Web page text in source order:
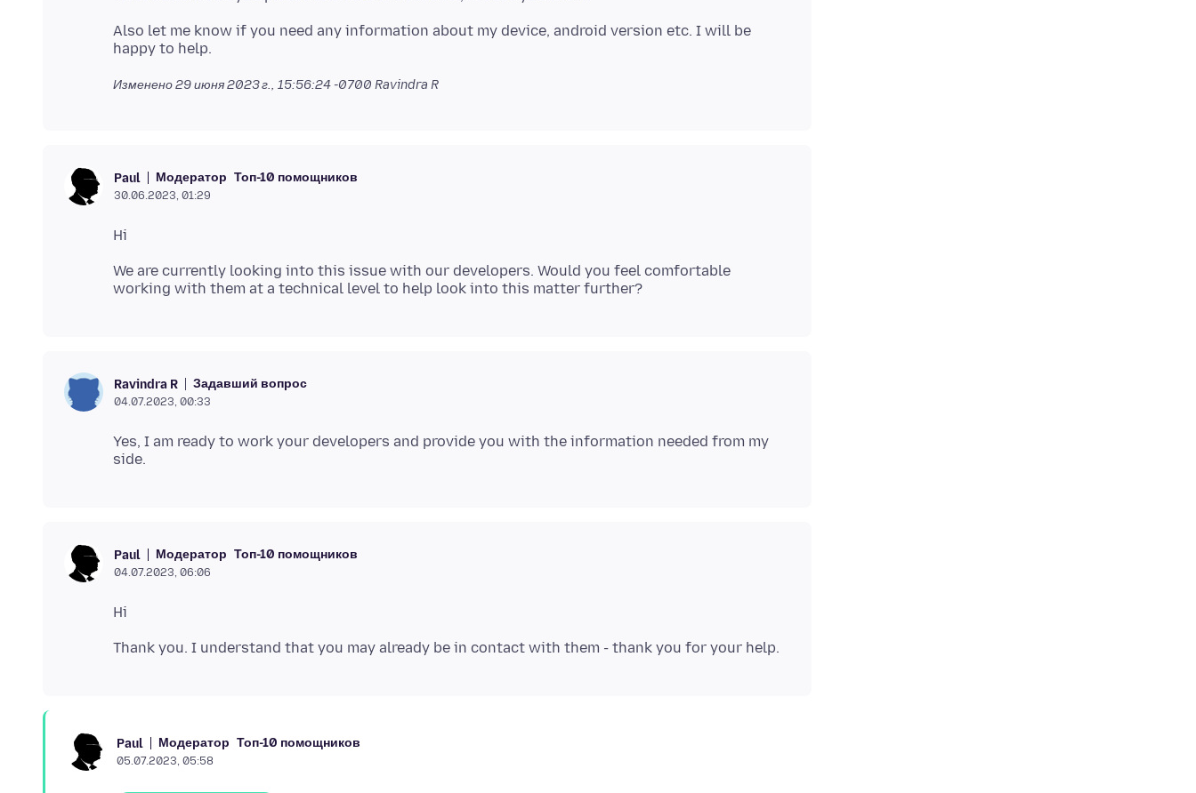
Also let me know if you need any information about my device, android version etc. I will be
Изменено29 июня 2023 г., 15:56:24 -0700 Ravindra R
Paul Модератор Топ-10 помощников
30.06.2023, 01:29
We are currently looking into this issue with our developers. Would you feel comfortable
Ravindra R Задавший вопрос
04.07.2023, 00:33
Yes, I am ready to work your developers and provide you with the information needed from my
Paul Модератор Топ-10 помощников
04.07.2023, 06:06
Paul Модератор Топ-10 помощников
05.07.2023, 05:58